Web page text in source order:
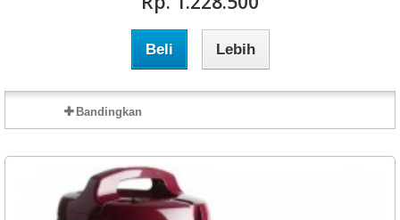
Beli Lebih
Bandingkan